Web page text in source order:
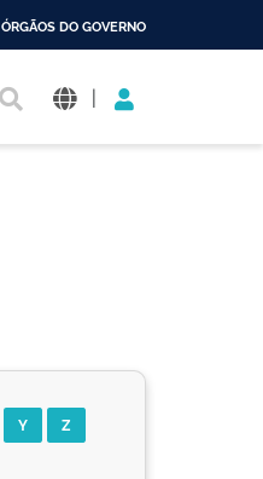
ÓRGÃOS DO GOVERNO
|
Y Z